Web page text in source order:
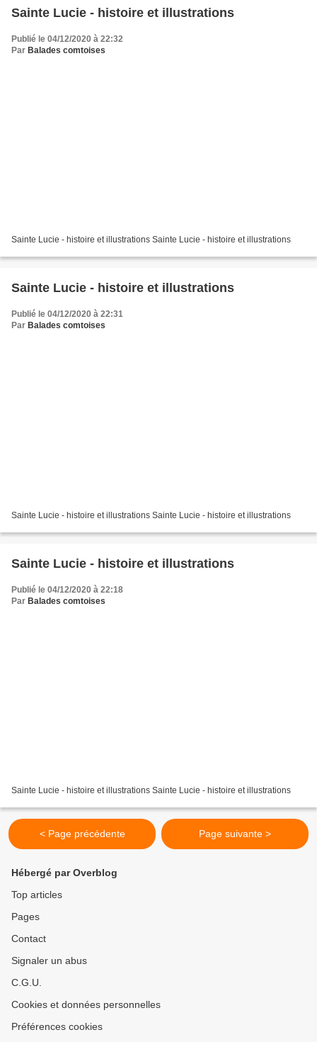
Sainte Lucie - histoire et illustrations
Publié le 04/12/2020 à 22:32
Par Balades comtoises
Sainte Lucie - histoire et illustrations Sainte Lucie - histoire et illustrations
Sainte Lucie - histoire et illustrations
Publié le 04/12/2020 à 22:31
Par Balades comtoises
Sainte Lucie - histoire et illustrations Sainte Lucie - histoire et illustrations
Sainte Lucie - histoire et illustrations
Publié le 04/12/2020 à 22:18
Par Balades comtoises
Sainte Lucie - histoire et illustrations Sainte Lucie - histoire et illustrations
< Page précédente Page suivante >
Hébergé par Overblog
Top articles
Pages
Contact
Signaler un abus
C.G.U.
Cookies et données personnelles
Préférences cookies